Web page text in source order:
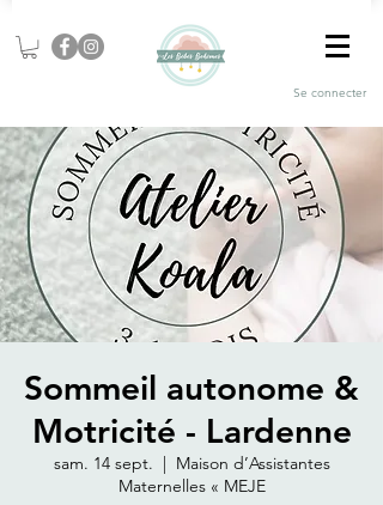
Se connecter
Sommeil autonome &
Motricité - Lardenne
sam. 14 sept.
  |
Maison d’Assistantes
Maternelles « MEJE